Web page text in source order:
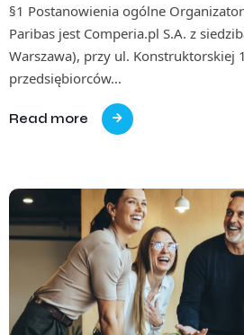
§1 Postanowienia ogólne
Paribas jest Comperia.pl S.A. z
Warszawa), przy ul. Konstruktorskiej
przedsiębiorców…
Read more